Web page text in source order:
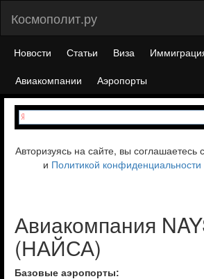
Космополит.ру
Новости Статьи Виза
Авиакомпании
Аэропорты
Авторизуясь на сайте, вы соглашаетесь с
и Политикой конфиденциальности
Авиакомпания
(НАЙСА)
Базовые аэропорты: